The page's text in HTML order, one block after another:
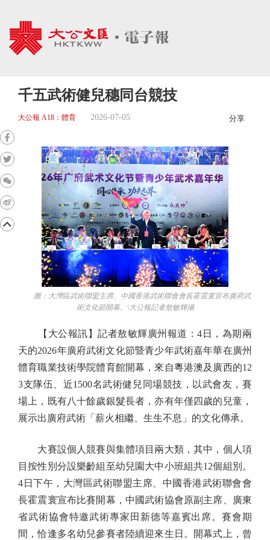
千五武術健兒穗同台競技
大公報 A18：體育 2026-07-05 分享
圖：大灣區武術聯盟主席、中國香港武術聯會會長霍震寰宣布廣府武
術文化節開幕。\大公報記者敖敏輝攝
【大公報訊】記者敖敏輝廣州報道：4日，為期兩
天的2026年廣府武術文化節暨青少年武術嘉年華在廣州
體育職業技術學院體育館開幕，來自粵港澳及廣西的12
3支隊伍、近1500名武術健兒同場競技，以武會友，賽
場上，既有八十餘歲銀髮長者，亦有年僅四歲的兒童，
展示出廣府武術「薪火相繼、生生不息」的文化傳承。
大賽設個人競賽與集體項目兩大類，其中，個人項
目按性別分設樂齡組至幼兒園大中小班組共12個組別。
4日下午，大灣區武術聯盟主席、中國香港武術聯會會
長霍震寰宣布比賽開幕，中國武術協會原副主席、廣東
省武術協會特邀武術專家田新德等嘉賓出席。賽會期
間，恰逢多名幼兒參賽者陸續迎來生日。開幕式上，曾